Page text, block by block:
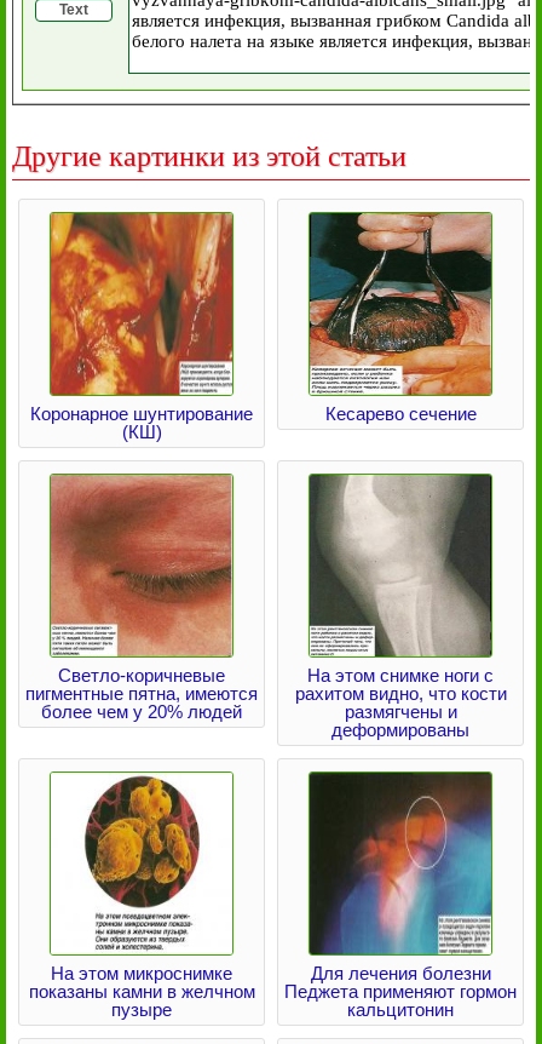
Text
Другие картинки из этой статьи
Коронарное шунтирование
(КШ)
Кесарево сечение
Светло-коричневые
пигментные пятна, имеются
более чем у 20% людей
На этом снимке ноги с
рахитом видно, что кости
размягчены и
деформированы
На этом микроснимке
показаны камни в желчном
пузыре
Для лечения болезни
Педжета применяют гормон
кальцитонин